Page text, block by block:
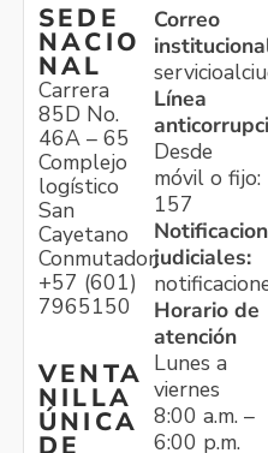
SEDE
NACIO
NAL
Carrera
85D No.
46A – 65
Complejo
logístico
San
Cayetano
Conmutador:
+57 (601)
7965150
VENTA
NILLA
ÚNICA
DE
Correo
Línea
Desde
móvil o fijo:
157
judiciales:
Horario de
atención
Lunes a
viernes
8:00 a.m. –
6:00 p.m.